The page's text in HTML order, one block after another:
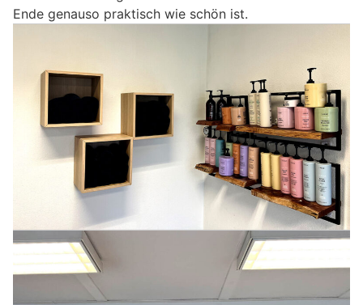
Ende genauso praktisch wie schön ist.